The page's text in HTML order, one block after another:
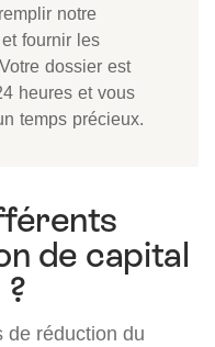
notre
fournir les
dossier est
heures et vous
temps précieux.
de capital
?
de réduction du